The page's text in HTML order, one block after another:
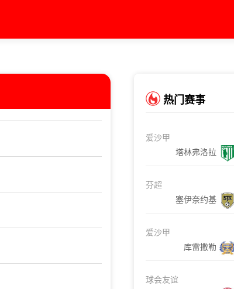
热门赛事
爱沙甲
塔林弗洛拉
芬超
塞伊奈约基
爱沙甲
库雷撒勒
球会友谊